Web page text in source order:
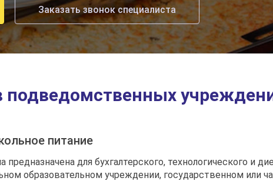
Заказать звонок специалиста
питание
предназначена для бухгалтерского, технологического и
образовательном учреждении, государственном или